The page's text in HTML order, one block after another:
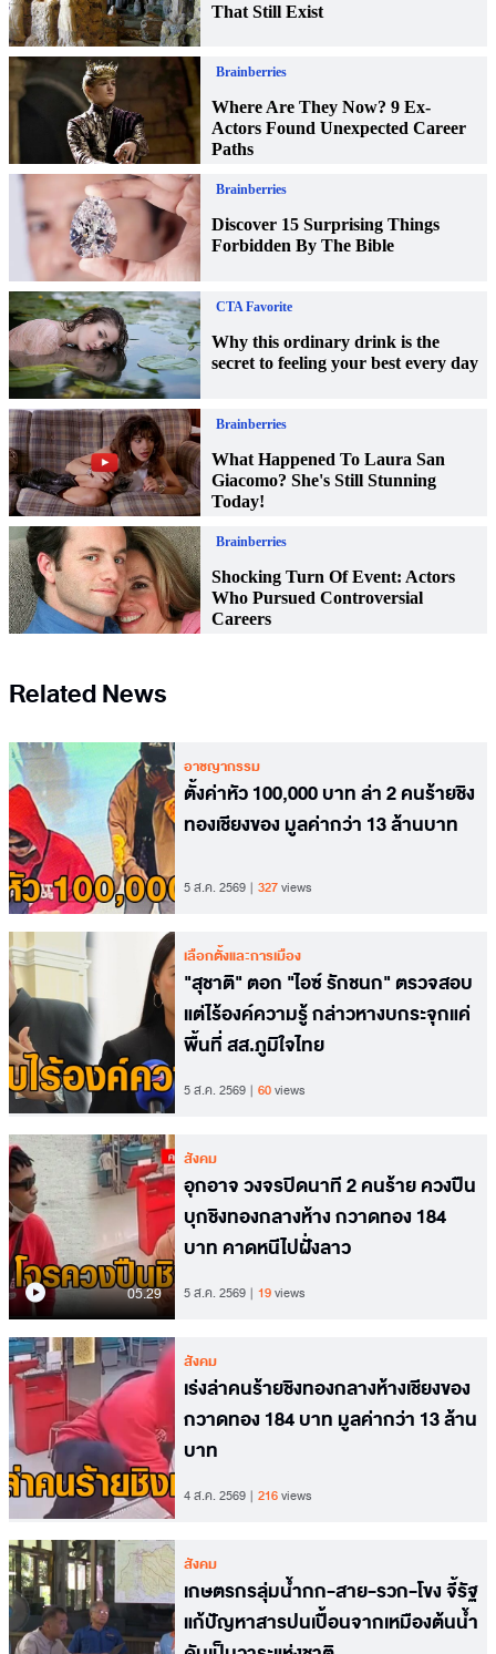
Related News
อาชญากรรม
ตั้งค่าหัว 100,000 บาท ล่า 2 คนร้ายชิง
ทองเชียงของ มูลค่ากว่า 13 ล้านบาท
5 ส.ค. 2569 327views
เลือกตั้งและการเมือง
"สุชาติ" ตอก "ไอซ์ รักชนก" ตรวจสอบ
แต่ไร้องค์ความรู้ กล่าวหางบกระจุกแค่
พื้นที่ สส.ภูมิใจไทย
5 ส.ค. 2569 60views
05.29
สังคม
อุกอาจ วงจรปิดนาที 2 คนร้าย ควงปืน
บุกชิงทองกลางห้าง กวาดทอง 184
บาท คาดหนีไปฝั่งลาว
5 ส.ค. 2569 19views
สังคม
เร่งล่าคนร้ายชิงทองกลางห้างเชียงของ
กวาดทอง 184 บาท มูลค่ากว่า 13 ล้าน
บาท
4 ส.ค. 2569 216views
สังคม
เกษตรกรลุ่มน้ำกก-สาย-รวก-โขง จี้รัฐ
แก้ปัญหาสารปนเปื้อนจากเหมืองต้นน้ำ